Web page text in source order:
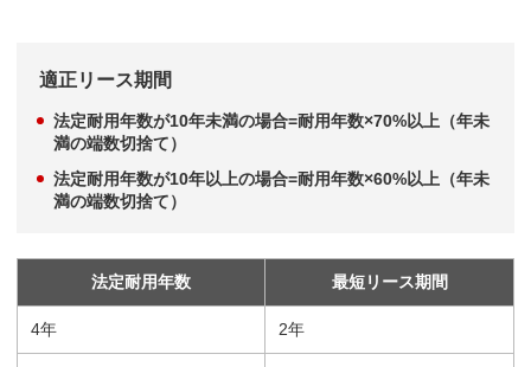
適正リース期間
法定耐用年数が10年未満の場合=耐用年数×70%以上（年未
満の端数切捨て）
法定耐用年数が10年以上の場合=耐用年数×60%以上（年未
満の端数切捨て）
法定耐用年数 最短リース期間
4年 2年